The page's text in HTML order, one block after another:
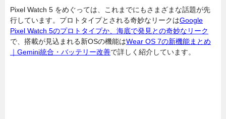
Pixel Watch 5 をめぐっては、これまでにもさまざまな話題が先
行しています。プロトタイプとされる奇妙なリークはGoogle
Pixel Watch 5のプロトタイプか、海底で発見との奇妙なリーク
で、搭載が見込まれる新OSの機能はWear OS 7の新機能まとめ
｜Gemini統合・バッテリー改善で詳しく紹介しています。